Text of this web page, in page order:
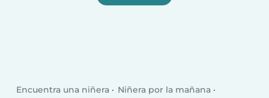
Encuentra una niñera
Niñera por la mañana